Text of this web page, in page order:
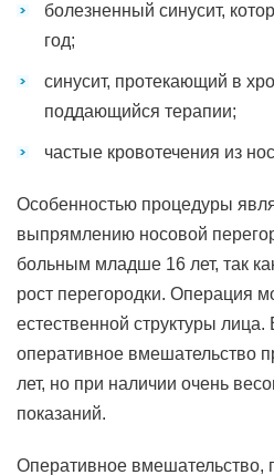
болезненный синусит,
год;
синусит, протекающий в
поддающийся терапии;
частые кровотечения из
Особенностью процедуры
выпрямлению носовой
больным младше 16 лет, так
рост перегородки. Операция
естественной структуры лица.
оперативное вмешательство
лет, но при наличии очень
показаний.
Оперативное вмешательство,